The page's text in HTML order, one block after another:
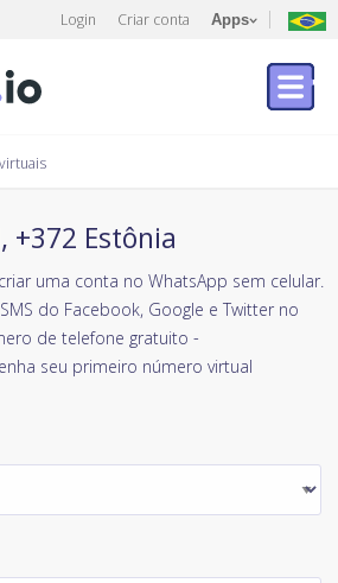
Login Criar conta Apps
+372 Estônia
uma conta no WhatsApp sem celular.
do Facebook, Google e Twitter no
de telefone gratuito -
seu primeiro número virtual